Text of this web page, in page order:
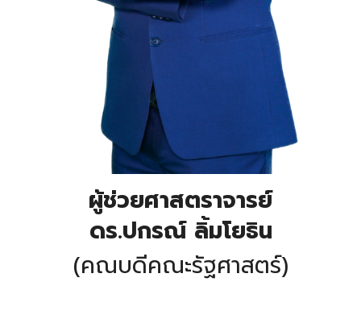
ผู้ช่วยศาสตราจารย์
ดร.ปกรณ์ ลิ้มโยธิน
(คณบดีคณะรัฐศาสตร์)